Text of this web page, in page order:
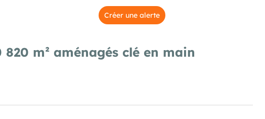
Créer une alerte
m² aménagés clé en main